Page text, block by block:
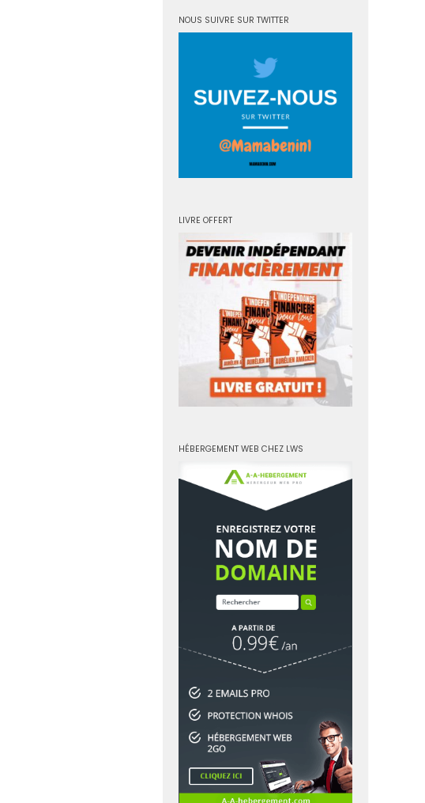
NOUS SUIVRE SUR TWITTER
LIVRE OFFERT
HÉBERGEMENT WEB CHEZ LWS